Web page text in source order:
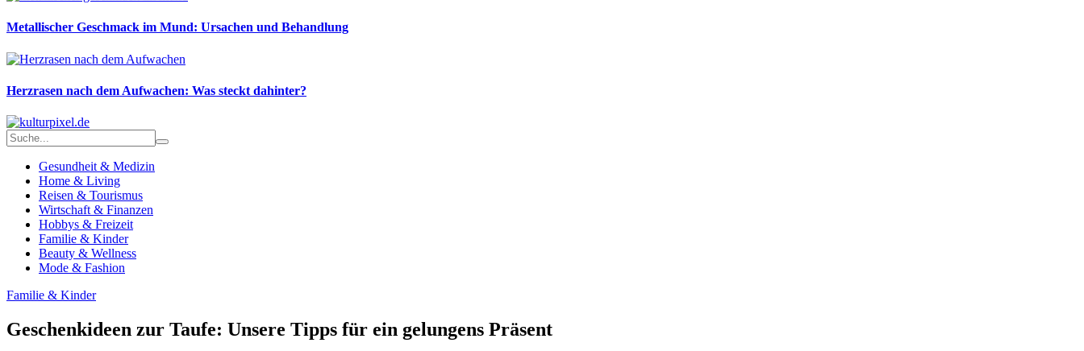
Metallischer Geschmack im Mund: Ursachen und Behandlung
Herzrasen nach dem Aufwachen: Was steckt dahinter?
Gesundheit & Medizin
Home & Living
Reisen & Tourismus
Wirtschaft & Finanzen
Hobbys & Freizeit
Familie & Kinder
Beauty & Wellness
Mode & Fashion
Familie & Kinder
Geschenkideen zur Taufe: Unsere Tipps für ein gelungens Präsent